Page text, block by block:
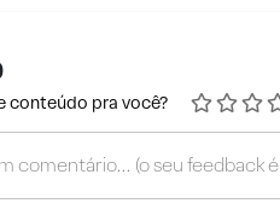
conteúdo pra você?